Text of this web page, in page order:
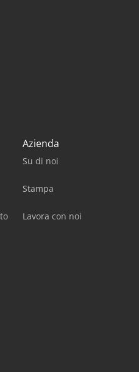
Azienda
Su di noi
Stampa
Lavora con noi